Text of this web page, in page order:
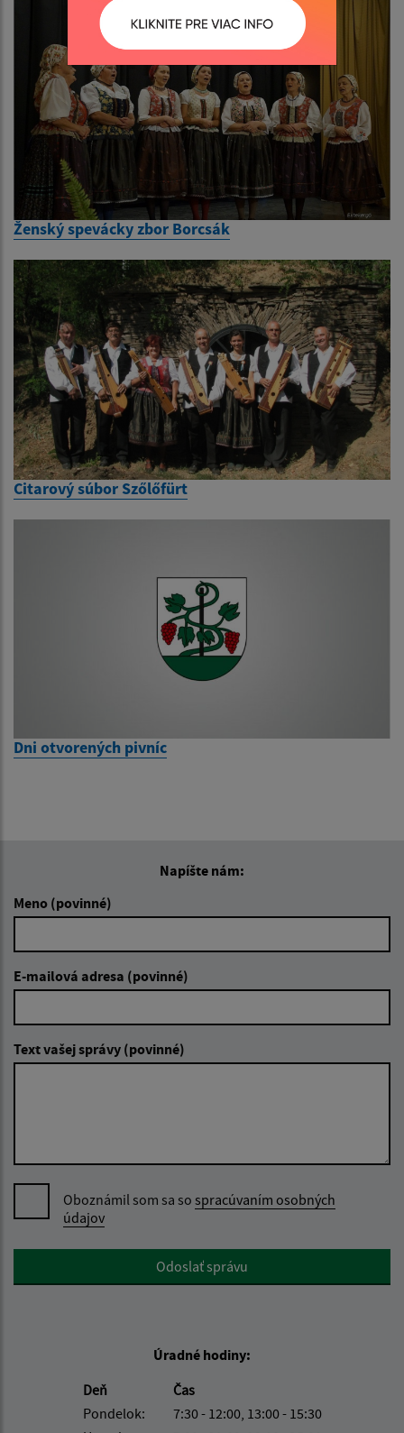
Ženský spevácky zbor Borcsák
Citarový súbor Szőlőfürt
Dni otvorených pivníc
Napíšte nám:
Meno (povinné)
E-mailová adresa (povinné)
Text vašej správy (povinné)
Oboznámil som sa so spracúvaním osobných
údajov
Google reCaptcha ResponseOdoslať správu
Úradné hodiny:
Deň
Čas
Pondelok:
7:30 - 12:00, 13:00 - 15:30